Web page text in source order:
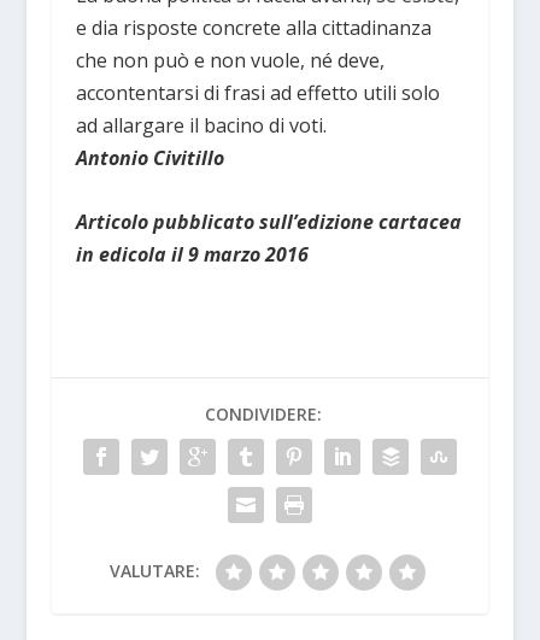
e dia risposte concrete alla cittadinanza
che non può e non vuole, né deve,
accontentarsi di frasi ad effetto utili solo
ad allargare il bacino di voti.
Antonio Civitillo
Articolo pubblicato sull’edizione cartacea
in edicola il 9 marzo 2016
CONDIVIDERE:
VALUTARE: